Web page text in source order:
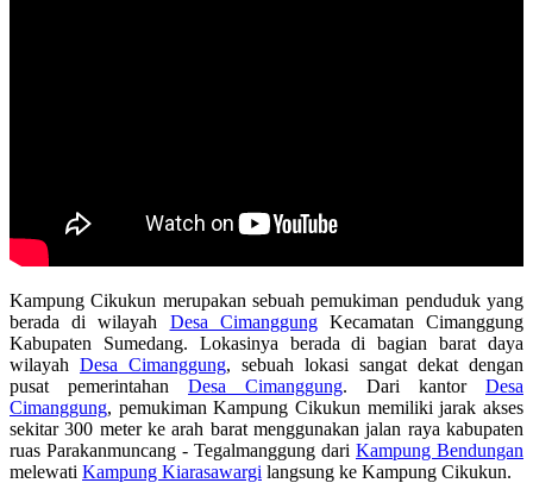
Kampung Cikukun merupakan sebuah pemukiman penduduk yang
berada di wilayah Desa CimanggungKecamatan Cimanggung
Kabupaten Sumedang. Lokasinya berada di bagian barat daya
wilayah Desa Cimanggung, sebuah lokasi sangat dekat dengan
pusat pemerintahan Desa Cimanggung. Dari kantor Desa
Cimanggung, pemukiman Kampung Cikukun memiliki jarak akses
sekitar 300 meter ke arah barat menggunakan jalan raya kabupaten
ruas Parakanmuncang - Tegalmanggung dari Kampung Bendungan
melewati Kampung Kiarasawargi langsung ke Kampung Cikukun.